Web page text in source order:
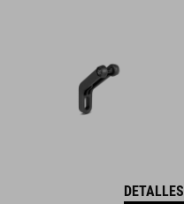
DETALLES